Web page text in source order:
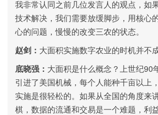
我非常认同之前几位发言人的观点，如
技术解决，我们需要放缓脚步，用核心
心的问题，慢慢的改变三农的状态。
赵剑： 大面积实施数字农业的时机并不成
底晓强： 大面积是什么概念？上世纪90
引进了美国机械，每个人能种千亩以上
实施是很轻松的。如果从全国的角度来
棋，数据的流通和交易是一个难题，利